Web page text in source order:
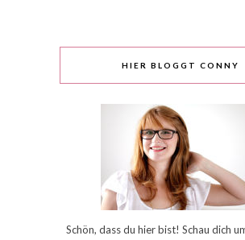
HIER BLOGGT CONNY
Schön, dass du hier bist! Schau dich